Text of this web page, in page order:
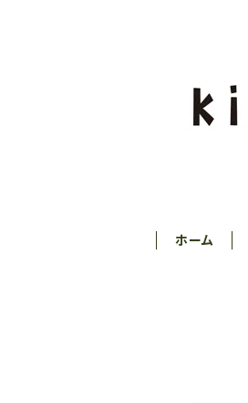
ホーム